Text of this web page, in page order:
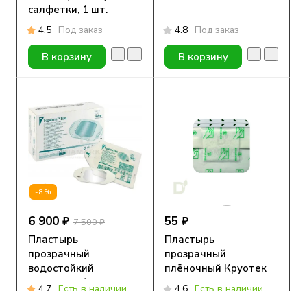
салфетки, 1 шт.
4.5 Под заказ
В корзину
4.8 Под заказ
В корзину
-8%
6 900 ₽ 7 500 ₽
Пластырь
прозрачный
водостойкий
Тегадерм без выреза
55 ₽
Пластырь
прозрачный
плёночный Круотек
Медитек с